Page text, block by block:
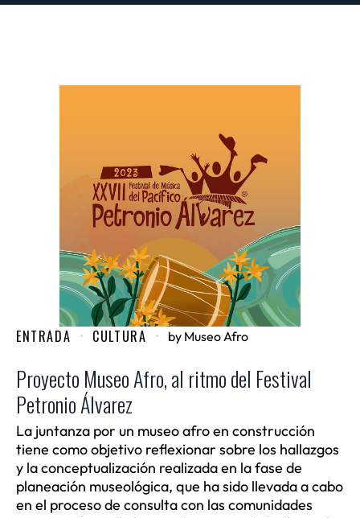
ENTRADA CULTURA by Museo Afro
Proyecto Museo Afro, al ritmo del Festival
Petronio Álvarez
La juntanza por un museo afro en construcción
tiene como objetivo reflexionar sobre los hallazgos
y la conceptualización realizada en la fase de
planeación museológica, que ha sido llevada a cabo
en el proceso de consulta con las comunidades